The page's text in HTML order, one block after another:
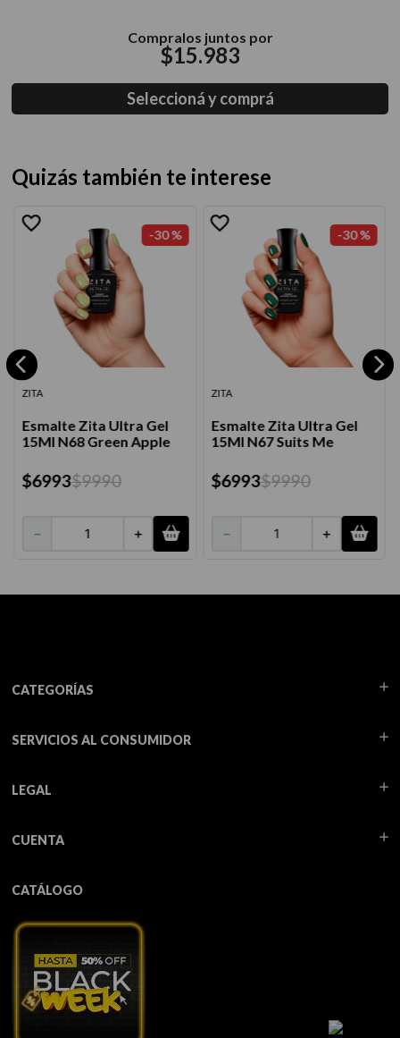
Compralos juntos por
$15.983
Seleccioná y comprá
Quizás también te interese
-30 %
ZITA
Esmalte Zita Ultra Gel
15Ml N68 Green Apple
$6993$9990
＋
－
-30 %
ZITA
Esmalte Zita Ultra Gel
15Ml N67 Suits Me
$6993$9990
＋
－
CATEGORÍAS
SERVICIOS AL CONSUMIDOR
LEGAL
CUENTA
CATÁLOGO